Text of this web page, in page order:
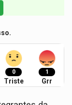
0
Triste
1
Grr